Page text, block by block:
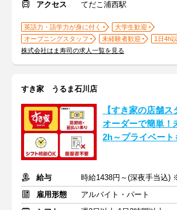
アクセス
てだこ浦西駅
英語力・語学力が身に付く
大学生歓迎
オープニングスタッフ
未経験者歓迎
1日4h
株式会社はま寿司の求人一覧を見る
すき家 うるま石川店
【すき家の店舗
オーダーで簡単
2h～プライベー
給与
時給1438円～(深夜手当込)
雇用形態
アルバイト・パート